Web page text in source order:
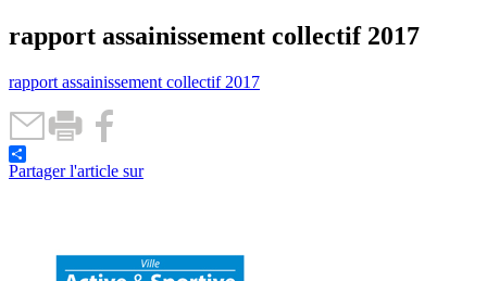
rapport assainissement collectif 2017
rapport assainissement collectif 2017
Partager l'article sur